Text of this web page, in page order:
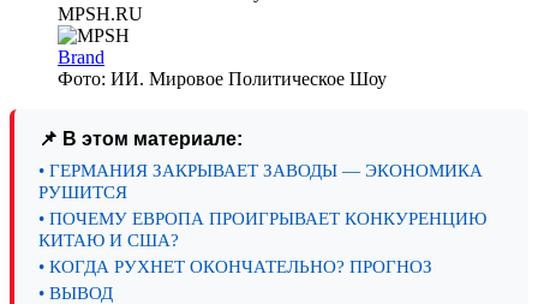
Brand
Фото: ИИ. Мировое Политическое Шоу
📌 В этом материале:
• ГЕРМАНИЯ ЗАКРЫВАЕТ ЗАВОДЫ — ЭКОНОМИКА
РУШИТСЯ
• ПОЧЕМУ ЕВРОПА ПРОИГРЫВАЕТ КОНКУРЕНЦИЮ
КИТАЮ И США?
• КОГДА РУХНЕТ ОКОНЧАТЕЛЬНО? ПРОГНОЗ
• ВЫВОД